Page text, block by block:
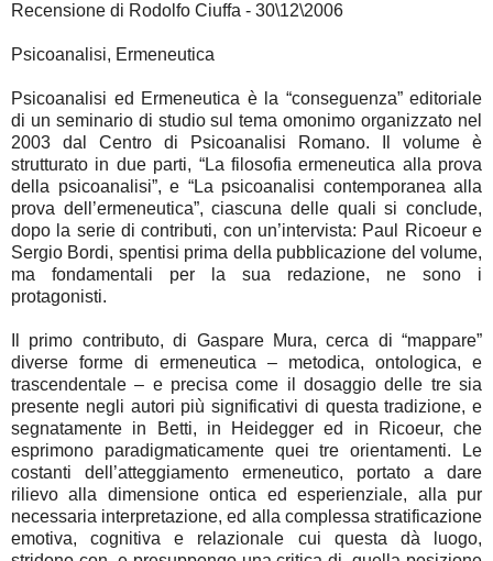
Recensione di Rodolfo Ciuffa - 30\12\2006
Psicoanalisi, Ermeneutica
Psicoanalisi ed Ermeneutica è la “conseguenza” editoriale
di un seminario di studio sul tema omonimo organizzato nel
2003 dal Centro di Psicoanalisi Romano. Il volume è
strutturato in due parti, “La filosofia ermeneutica alla prova
della psicoanalisi”, e “La psicoanalisi contemporanea alla
prova dell’ermeneutica”, ciascuna delle quali si conclude,
dopo la serie di contributi, con un’intervista: Paul Ricoeur e
Sergio Bordi, spentisi prima della pubblicazione del volume,
ma fondamentali per la sua redazione, ne sono i
protagonisti.
Il primo contributo, di Gaspare Mura, cerca di “mappare”
diverse forme di ermeneutica – metodica, ontologica, e
trascendentale – e precisa come il dosaggio delle tre sia
presente negli autori più significativi di questa tradizione, e
segnatamente in Betti, in Heidegger ed in Ricoeur, che
esprimono paradigmaticamente quei tre orientamenti. Le
costanti dell’atteggiamento ermeneutico, portato a dare
rilievo alla dimensione ontica ed esperienziale, alla pur
necessaria interpretazione, ed alla complessa stratificazione
emotiva, cognitiva e relazionale cui questa dà luogo,